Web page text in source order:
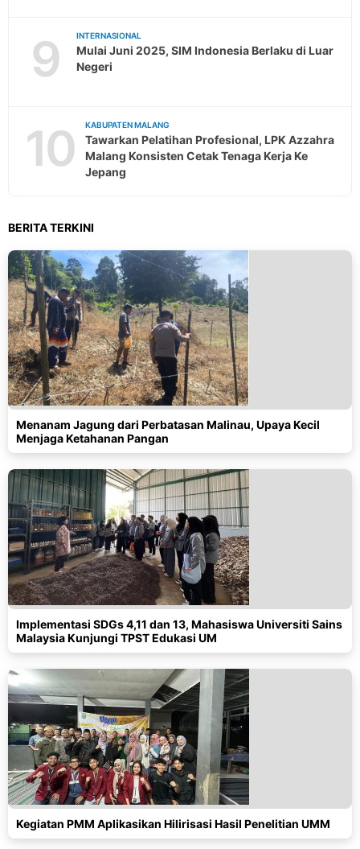
9 INTERNASIONAL
Mulai Juni 2025, SIM Indonesia Berlaku di Luar
Negeri
10 KABUPATEN MALANG
Tawarkan Pelatihan Profesional, LPK Azzahra
Malang Konsisten Cetak Tenaga Kerja Ke
Jepang
BERITA TERKINI
Menanam Jagung dari Perbatasan Malinau, Upaya Kecil
Menjaga Ketahanan Pangan
Implementasi SDGs 4,11 dan 13, Mahasiswa Universiti Sains
Malaysia Kunjungi TPST Edukasi UM
Kegiatan PMM Aplikasikan Hilirisasi Hasil Penelitian UMM